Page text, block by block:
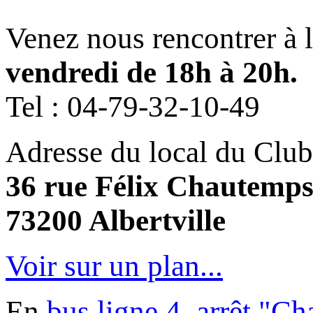
Venez nous rencontrer à
vendredi de 18h à 20h.
Tel : 04-79-32-10-49
Adresse du local du
36 rue Félix Chautemps
73200 Albertville
Voir sur un plan...